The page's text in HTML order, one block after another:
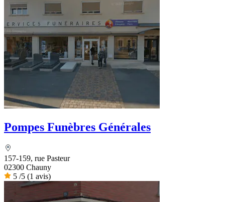
Pompes Funèbres Générales
157-159, rue Pasteur
02300 Chauny
5 /5 (1 avis)